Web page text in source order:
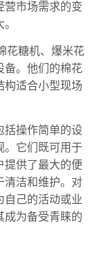
营市场需求的变
花糖机、爆米花
备。他们的棉花
构适合小型现场
括操作简单的设
。它们既可用于
提供了最大的便
清洁和维护。对
自己的活动或业
成为备受青睐的